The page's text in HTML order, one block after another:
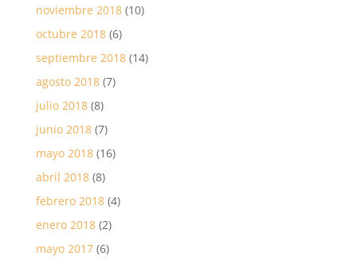
noviembre 2018(10)
octubre 2018(6)
septiembre 2018(14)
agosto 2018(7)
julio 2018(8)
junio 2018(7)
mayo 2018(16)
abril 2018(8)
febrero 2018(4)
enero 2018(2)
mayo 2017(6)